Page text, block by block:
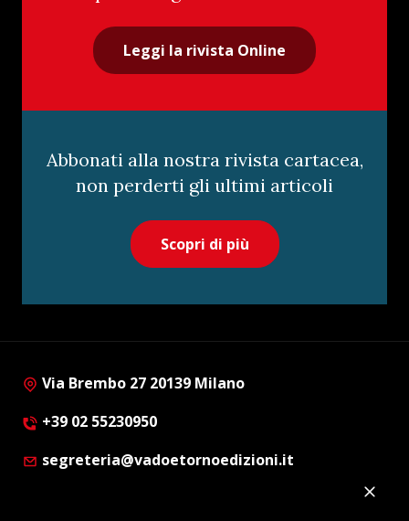
Leggi la rivista Online
Abbonati alla nostra rivista cartacea,
non perderti gli ultimi articoli
Scopri di più
Via Brembo 27 20139 Milano
+39 02 55230950
segreteria@vadoetornoedizioni.it